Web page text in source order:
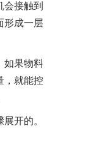
接触到
形成一层
如果物料
，就能控
开的。